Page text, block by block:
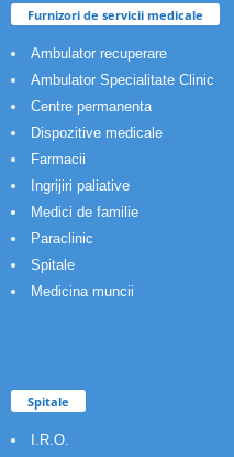
Furnizori de servicii medicale
Ambulator recuperare
Ambulator Specialitate Clinic
Centre permanenta
Dispozitive medicale
Farmacii
Ingrijiri paliative
Medici de familie
Paraclinic
Spitale
Medicina muncii
Spitale
I.R.O.